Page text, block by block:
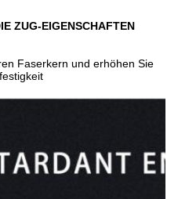
ZUG-EIGENSCHAFTEN
Faserkern und erhöhen Sie